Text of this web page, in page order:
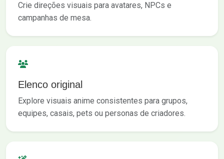
Crie direções visuais para avatares, NPCs e
campanhas de mesa.
Elenco original
Explore visuais anime consistentes para grupos,
equipes, casais, pets ou personas de criadores.